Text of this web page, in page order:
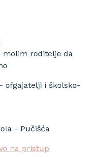
roditelje da
ofgajatelji i školsko-
- Pučišća
na pristup